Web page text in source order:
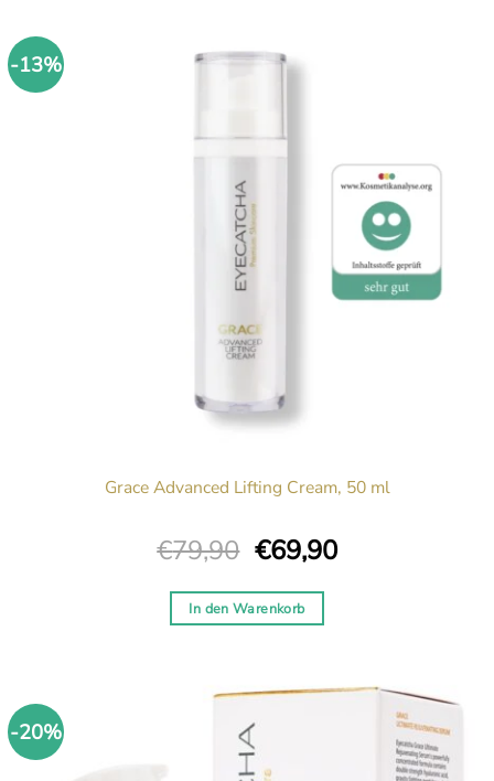
-13%
Grace Advanced Lifting Cream, 50 ml
€79,90 Ursprünglicher
war:
€79,90
€69,90Aktueller
In den Warenkorb
-20%